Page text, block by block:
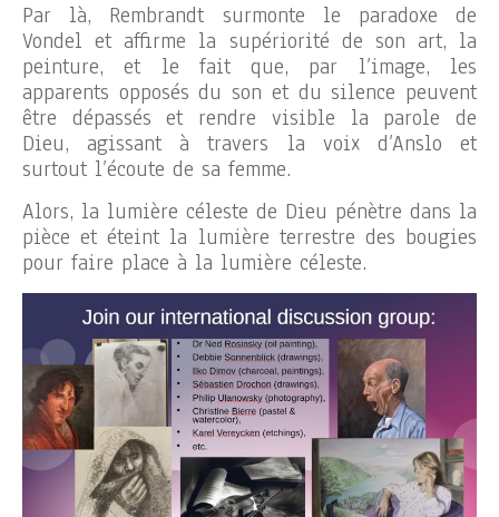
Par là, Rembrandt surmonte le paradoxe de
Vondel et affirme la supériorité de son art, la
peinture, et le fait que, par l’image, les
apparents opposés du son et du silence peuvent
être dépassés et rendre visible la parole de
Dieu, agissant à travers la voix d’Anslo et
surtout l’écoute de sa femme.
Alors, la lumière céleste de Dieu pénètre dans la
pièce et éteint la lumière terrestre des bougies
pour faire place à la lumière céleste.